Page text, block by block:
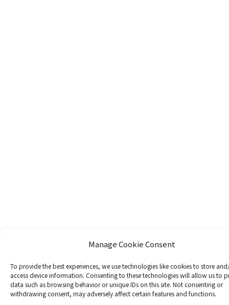
Manage Cookie Consent
To provide the best experiences, we use technologies like cookies to store
access device information. Consenting to these technologies will allow us to
data such as browsing behavior or unique IDs on this site. Not consenting or
withdrawing consent, may adversely affect certain features and functions.